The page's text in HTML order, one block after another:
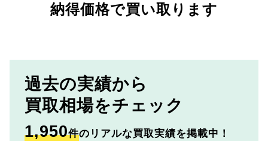
納得価格で買い取ります
過去の実績から
買取相場をチェック
1,950件のリアルな買取実績を掲載中！